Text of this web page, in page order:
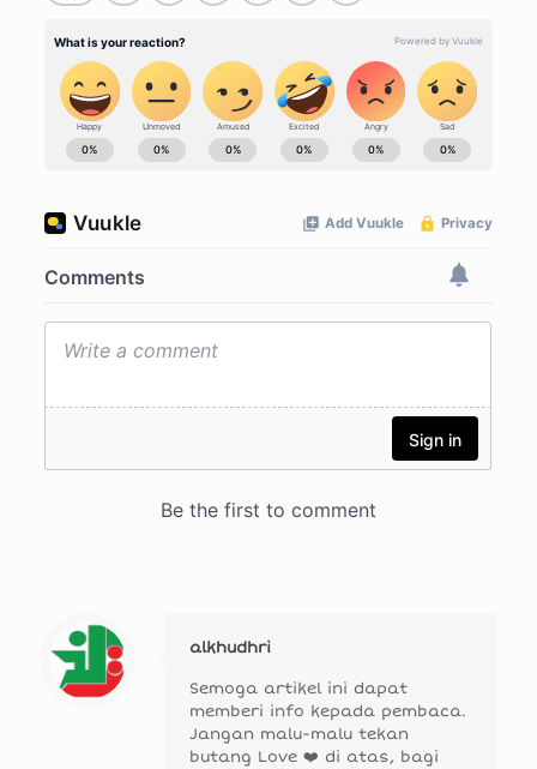
alkhudhri
Semoga artikel ini dapat
memberi info kepada pembaca.
Jangan malu-malu tekan
butang Love ❤️ di atas, bagi